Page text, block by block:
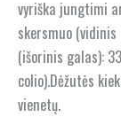
vyriška jungtimi
skersmuo
(išorinis galas):
colio).Dėžutės
vienetų.